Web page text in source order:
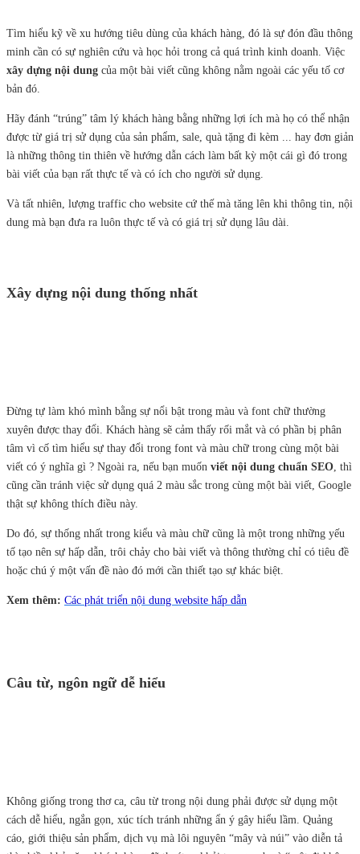
Tìm hiểu kỹ về xu hướng tiêu dùng của khách hàng, đó là sự đón đầu thông
minh cần có sự nghiên cứu và học hỏi trong cả quá trình kinh doanh. Việc
xây dựng nội dung của một bài viết cũng không nằm ngoài các yếu tố cơ
bản đó.
Hãy đánh “trúng” tâm lý khách hàng bằng những lợi ích mà họ có thể nhận
được từ giá trị sử dụng của sản phẩm, sale, quà tặng đi kèm ... hay đơn giản
là những thông tin thiên về hướng dẫn cách làm bất kỳ một cái gì đó trong
bài viết của bạn rất thực tế và có ích cho người sử dụng.
Và tất nhiên, lượng traffic cho website cứ thế mà tăng lên khi thông tin, nội
dung mà bạn đưa ra luôn thực tế và có giá trị sử dụng lâu dài.
Xây dựng nội dung thống nhất
Đừng tự làm khó mình bằng sự nổi bật trong màu và font chữ thường
xuyên được thay đổi. Khách hàng sẽ cảm thấy rối mắt và có phần bị phân
tâm vì cố tìm hiểu sự thay đổi trong font và màu chữ trong cùng một bài
viết có ý nghĩa gì ? Ngoài ra, nếu bạn muốn viết nội dung chuẩn SEO , thì
cũng cần tránh việc sử dụng quá 2 màu sắc trong cùng một bài viết, Google
thật sự không thích điều này.
Do đó, sự thống nhất trong kiểu và màu chữ cũng là một trong những yếu
tố tạo nên sự hấp dẫn, trôi chảy cho bài viết và thông thường chỉ có tiêu đề
hoặc chú ý một vấn đề nào đó mới cần thiết tạo sự khác biệt.
Xem thêm: Các phát triển nội dung website hấp dẫn
Câu từ, ngôn ngữ dễ hiểu
Không giống trong thơ ca, câu từ trong nội dung phải được sử dụng một
cách dễ hiểu, ngắn gọn, xúc tích tránh những ẩn ý gây hiểu lầm. Quảng
cáo, giới thiệu sản phẩm, dịch vụ mà lôi nguyên “mây và núi” vào diễn tả